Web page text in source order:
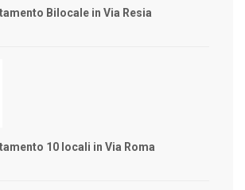
Bilocale in Via Resia
10 locali in Via Roma